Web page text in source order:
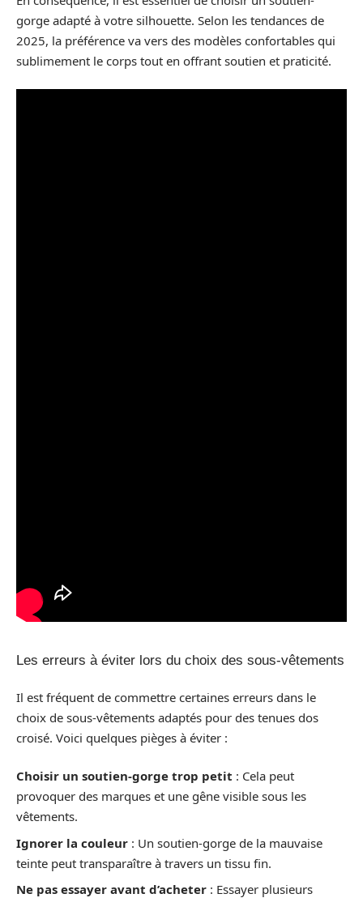
gorge adapté à votre silhouette. Selon les tendances de
2025, la préférence va vers des modèles confortables qui
sublimement le corps tout en offrant soutien et praticité.
Les erreurs à éviter lors du choix des sous-vêtements
Il est fréquent de commettre certaines erreurs dans le
choix de sous-vêtements adaptés pour des tenues dos
croisé. Voici quelques pièges à éviter :
Choisir un soutien-gorge trop petit : Cela peut
provoquer des marques et une gêne visible sous les
vêtements.
Ignorer la couleur : Un soutien-gorge de la mauvaise
teinte peut transparaître à travers un tissu fin.
Ne pas essayer avant d’acheter : Essayer plusieurs